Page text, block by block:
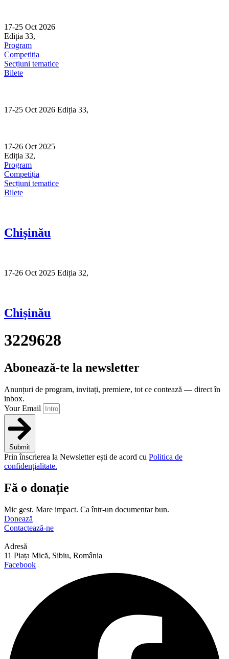
content
17-25 Oct 2026
Ediția 33,
Program
Competiția
Secțiuni tematice
Bilete
17-25 Oct 2026 Ediția 33,
17-26 Oct 2025
Ediția 32,
Program
Competiția
Secțiuni tematice
Bilete
Chișinău
17-26 Oct 2025 Ediția 32,
Chișinău
3229628
Abonează-te la newsletter
Anunțuri de program, invitați, premiere, tot ce contează — direct în
inbox.
Your Email
Submit
Prin înscrierea la Newsletter ești de acord cu Politica de
confidențialitate.
Fă o donație
Mic gest. Mare impact. Ca într-un documentar bun.
Donează
Contactează-ne
Adresă
11 Piața Mică, Sibiu, România
Facebook